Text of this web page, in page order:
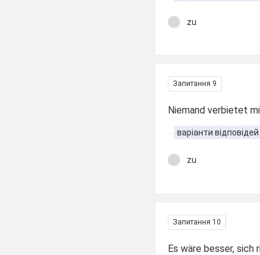
zu
Запитання 9
Niemand verbietet
варіанти відповідей
zu
Запитання 10
Es wäre besser, sich